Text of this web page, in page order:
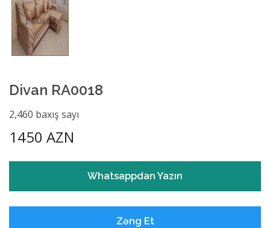
Divan RA0018
2,460 baxış sayı
1450 AZN
Whatsappdan Yazın
Zəng Et